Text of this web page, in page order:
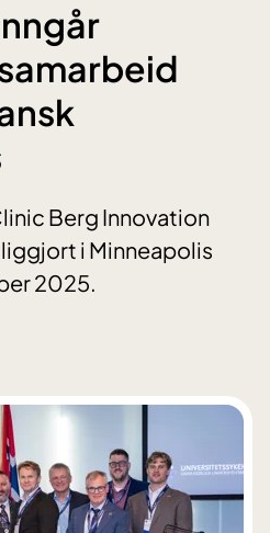
Berg Innovation
i Minneapolis
2025.